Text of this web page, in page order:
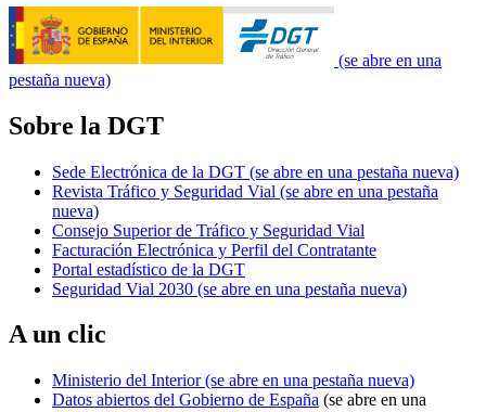
(se abre en una
pestaña nueva)
Sobre la DGT
Sede Electrónica de la DGT (se abre en una pestaña nueva)
Revista Tráfico y Seguridad Vial (se abre en una pestaña
nueva)
Consejo Superior de Tráfico y Seguridad Vial
Facturación Electrónica y Perfil del Contratante
Portal estadístico de la DGT
Seguridad Vial 2030 (se abre en una pestaña nueva)
A un clic
Ministerio del Interior(se abre en una pestaña nueva)
Datos abiertos del Gobierno de España (se abre en una